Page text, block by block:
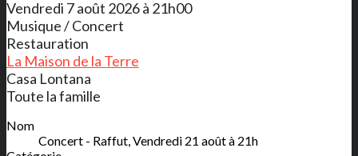
Vendredi 7 août 2026 à 21h00
Musique / Concert
Restauration
La Maison de la Terre
Casa Lontana
Toute la famille
Nom
Concert - Raffut, Vendredi 21 août à 21h